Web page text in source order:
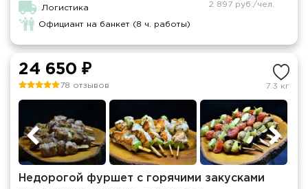
Логистика
Официант на банкет (8 ч. работы)
2 897 руб./чел.
24 650 ₽
78 отзывов 7.3 кг
Недорогой фуршет с горячими закусками